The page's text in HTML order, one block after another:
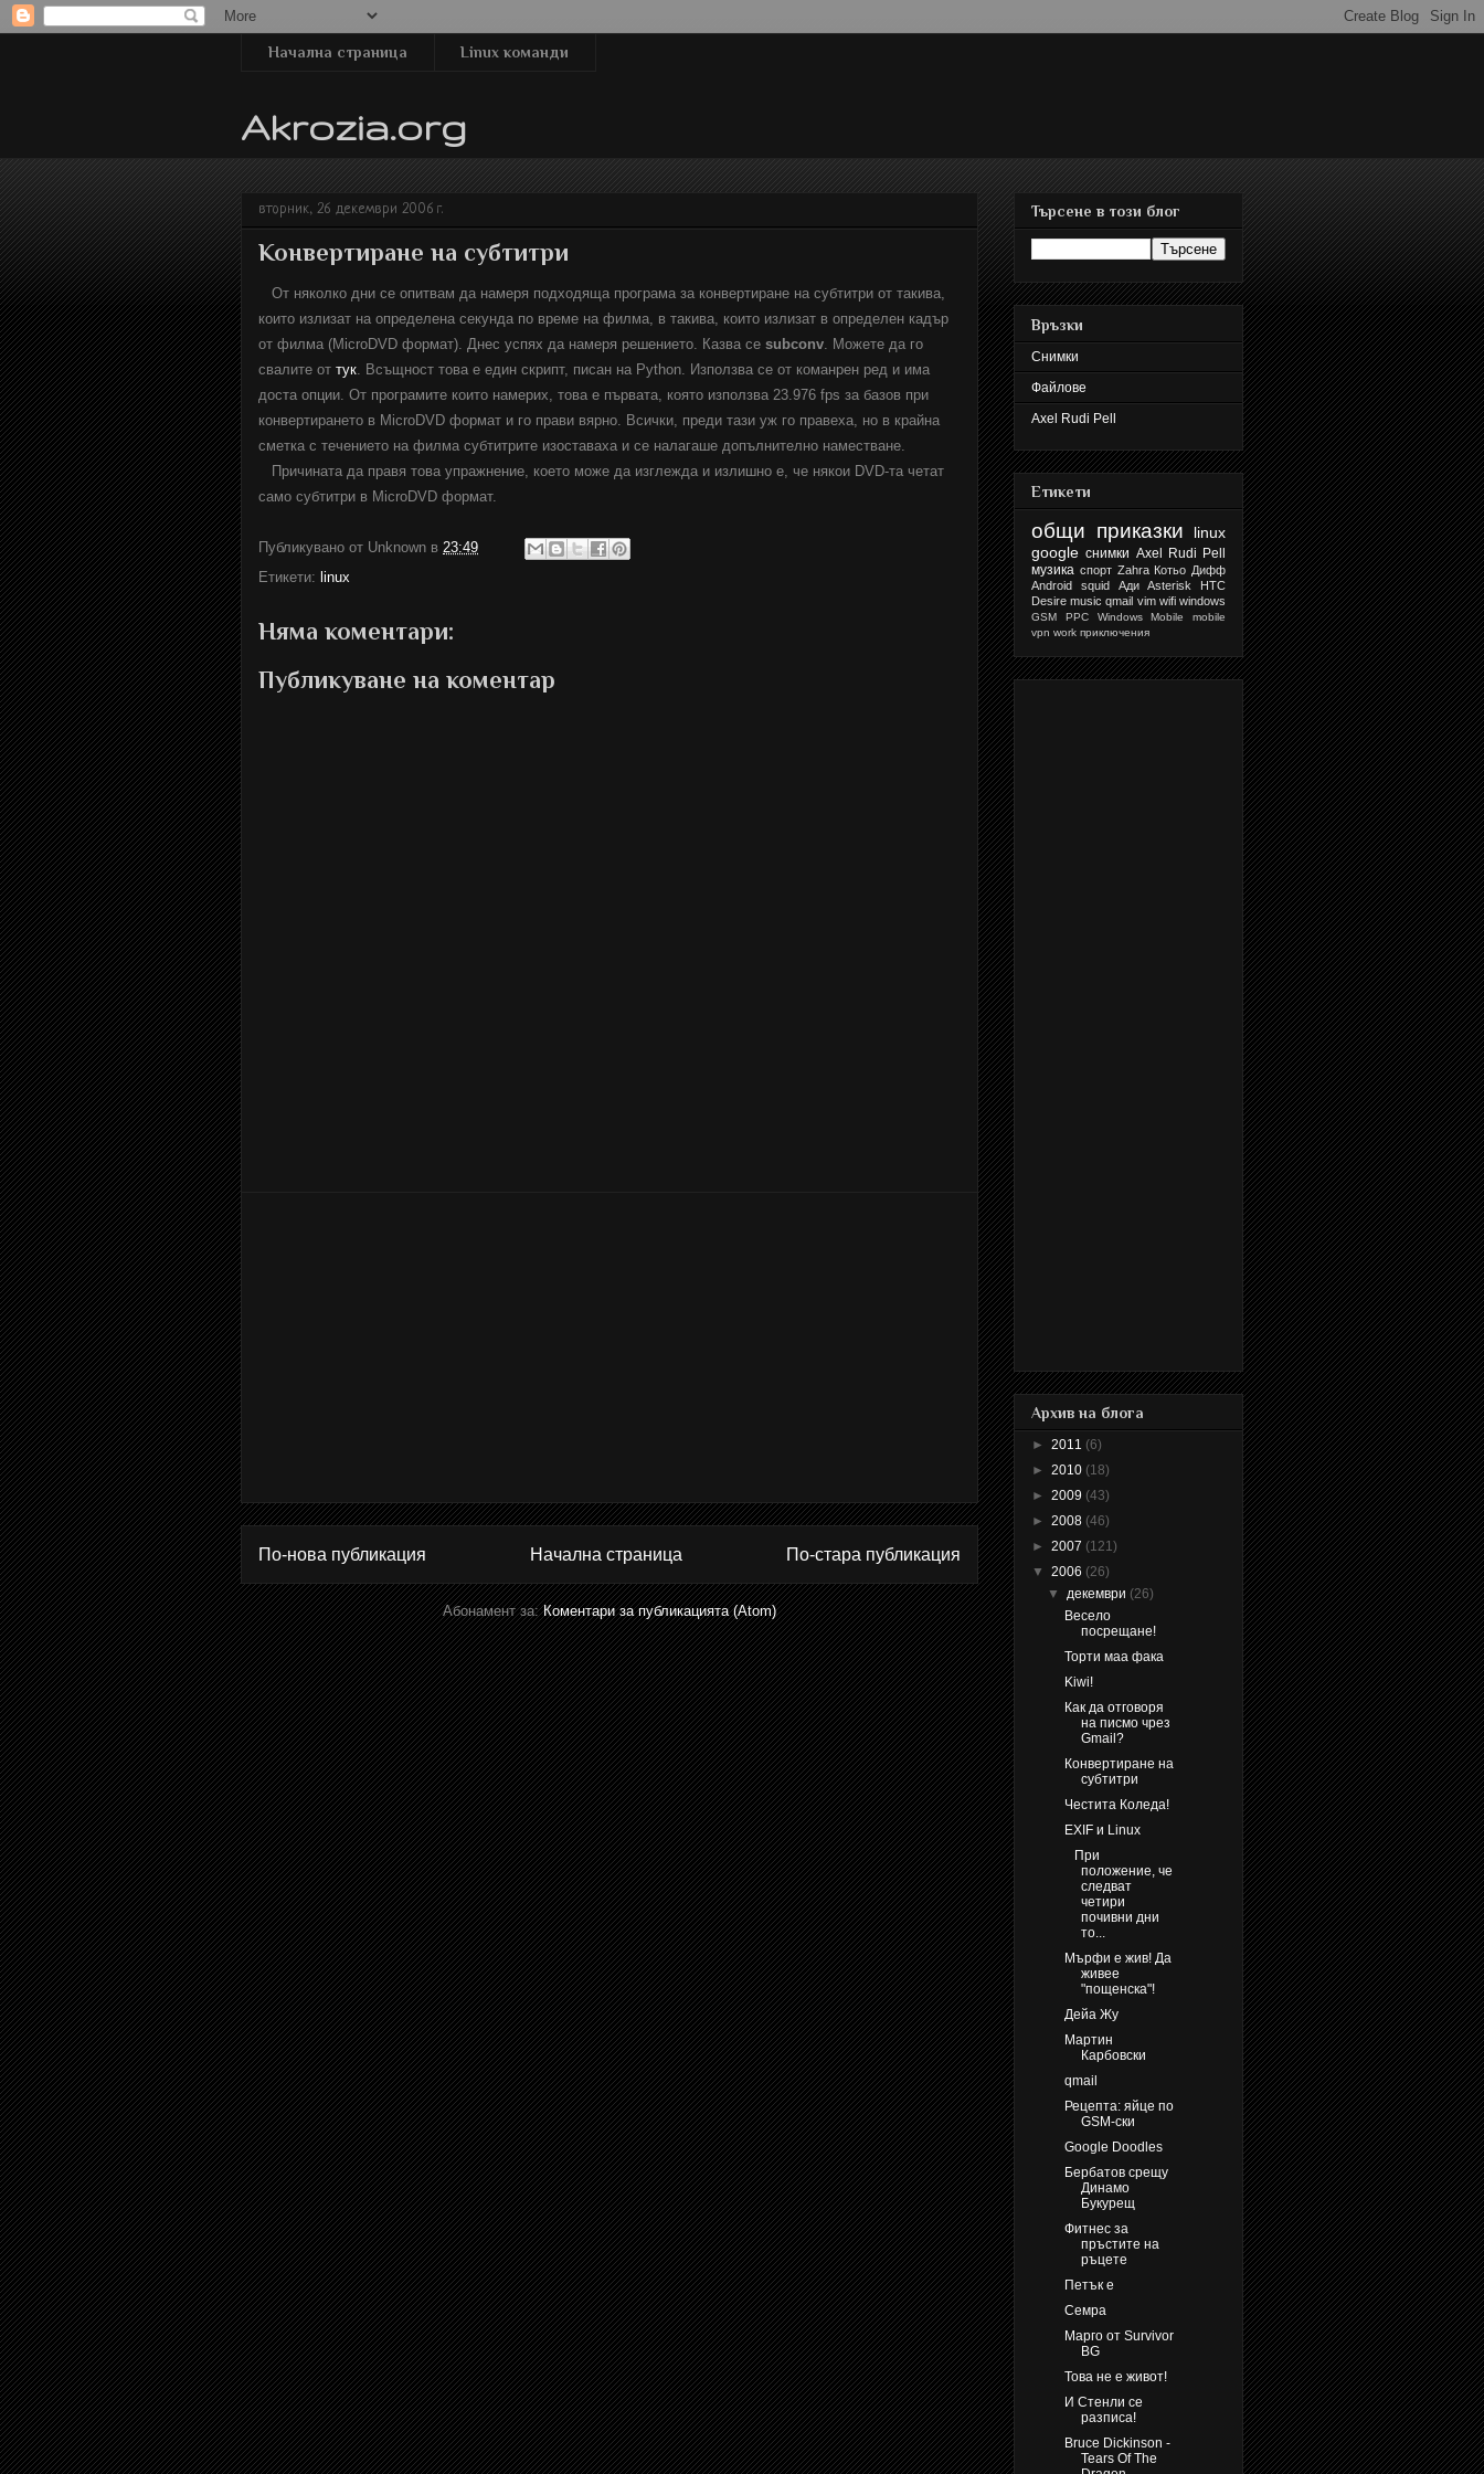
Начална страница Linux команди
Akrozia.org
вторник, 26 декември 2006 г.
Конвертиране на субтитри
От няколко дни се опитвам да намеря подходяща програма за конвертиране на субтитри от такива,
които излизат на определена секунда по време на филма, в такива, които излизат в определен кадър
от филма (MicroDVD формат). Днес успях да намеря решението. Казва се subconv . Можете да го
свалите от тук . Всъщност това е един скрипт, писан на Python. Използва се от команрен ред и има
доста опции. От програмите които намерих, това е първата, която използва 23.976 fps за базов при
конвертирането в MicroDVD формат и го прави вярно. Всички, преди тази уж го правеха, но в крайна
сметка с течението на филма субтитрите изоставаха и се налагаше допълнително наместване.
Причината да правя това упражнение, което може да изглежда и излишно е, че някои DVD-та четат
само субтитри в MicroDVD формат.
Публикувано от Unknown в 23:49
Етикети: linux
Няма коментари:
Публикуване на коментар
По-нова публикация По-стара публикация
Начална страница
Абонамент за:Коментари за публикацията (Atom)
Търсене в този блог
Връзки
Снимки
Файлове
Axel Rudi Pell
Етикети
общи приказки
linux
google снимки Axel Rudi Pell
музика спорт Zahra Котьо Дифф
Android
squid Ади Asterisk
HTC
Desire music qmail vim wifi windows
GSM PPC Windows Mobile
mobile
vpn work приключения
Архив на блога
► 2011 (6)
► 2010 (18)
► 2009 (43)
► 2008 (46)
► 2007 (121)
▼ 2006 (26)
▼декември (26)
Весело
посрещане!
Торти маа фака
Kiwi!
Как да отговоря
на писмо чрез
Gmail?
Конвертиране на
субтитри
Честита Коледа!
EXIF и Linux
При
положение, че
следват
четири
почивни дни
то...
Мърфи е жив! Да
живее
"пощенска"!
Дейа Жу
Мартин
Карбовски
qmail
Рецепта: яйце по
GSM-ски
Google Doodles
Бербатов срещу
Динамо
Букурещ
Фитнес за
пръстите на
ръцете
Петък е
Семра
Марго от Survivor
BG
Това не е живот!
И Стенли се
разписа!
Bruce Dickinson -
Tears Of The